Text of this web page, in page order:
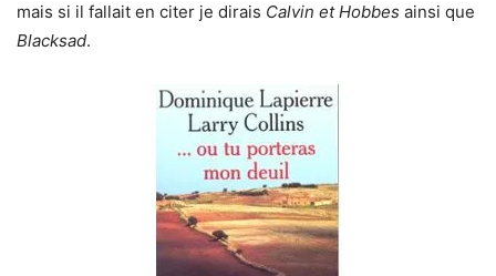
mais si il fallait en citer je dirais Calvin et Hobbes ainsi que
Blacksad.